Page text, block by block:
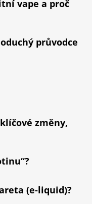
vape a proč
průvodce
změny,
(e-liquid)?